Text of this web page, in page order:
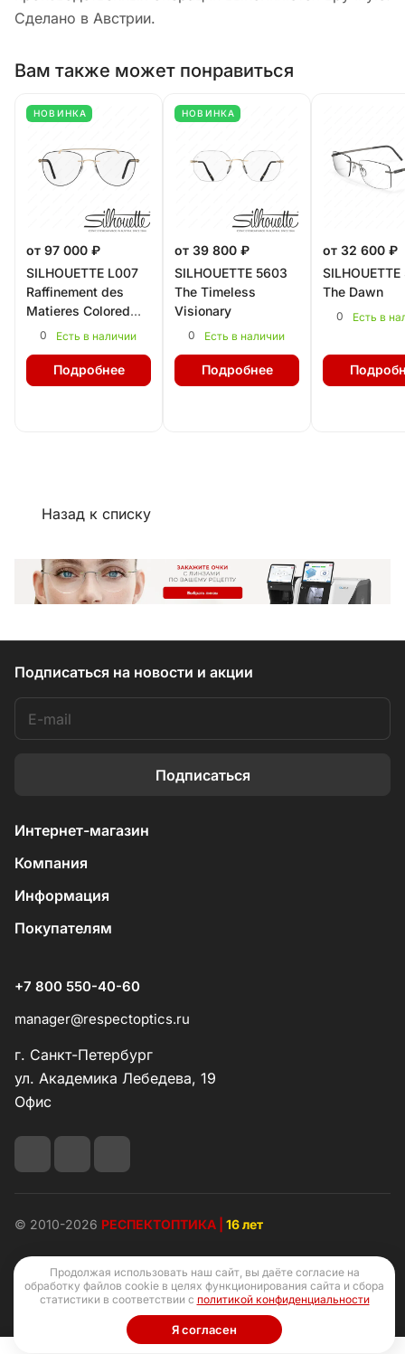
Сделано в Австрии.
Вам также может понравиться
НОВИНКА
от 97 000 ₽
SILHOUETTE L007
Raffinement des
Matieres Colored
Groove
0 Есть в наличии
Подробнее
НОВИНКА
от 39 800 ₽
SILHOUETTE 5603
The Timeless
Visionary
0 Есть в наличии
Подробнее
от 32 600 ₽
The Dawn
0 Есть в
Назад к списку
Подписаться на новости и акции
Подписаться
Интернет-магазин
Компания
Информация
Покупателям
+7 800 550-40-60
manager@respectoptics.ru
г. Санкт-Петербург
ул. Академика Лебедева, 19
Офис
© 2010-2026 РЕСПЕКТОПТИКА | 16 лет
Конфиденциальность Оферта
Продолжая использовать наш сайт, вы даёте согласие на
обработку файлов cookie в целях функционирования сайта и сбора
статистики в соответствии с политикой конфиденциальности
Я согласен